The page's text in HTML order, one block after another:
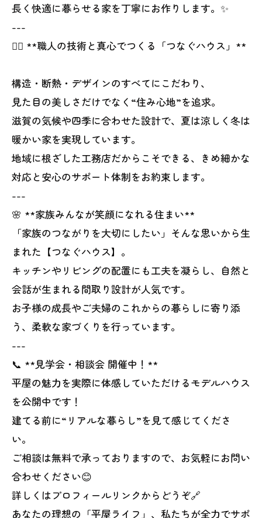
長く快適に暮らせる家を丁寧にお作りします。✨
---
👷‍♂️ **職人の技術と真心でつくる「つなぐハウス」**
構造・断熱・デザインのすべてにこだわり、
見た目の美しさだけでなく“住み心地”を追求。
滋賀の気候や四季に合わせた設計で、夏は涼しく冬は
暖かい家を実現しています。
地域に根ざした工務店だからこそできる、きめ細かな
対応と安心のサポート体制をお約束します。
---
🌸 **家族みんなが笑顔になれる住まい**
「家族のつながりを大切にしたい」そんな思いから生
まれた【つなぐハウス】。
キッチンやリビングの配置にも工夫を凝らし、自然と
会話が生まれる間取り設計が人気です。
お子様の成長やご夫婦のこれからの暮らしに寄り添
う、柔軟な家づくりを行っています。
---
📞 **見学会・相談会 開催中！**
平屋の魅力を実際に体感していただけるモデルハウス
を公開中です！
建てる前に“リアルな暮らし”を見て感じてくださ
い。
ご相談は無料で承っておりますので、お気軽にお問い
合わせください😊
詳しくはプロフィールリンクからどうぞ🔗
あなたの理想の「平屋ライフ」、私たちが全力でサポ